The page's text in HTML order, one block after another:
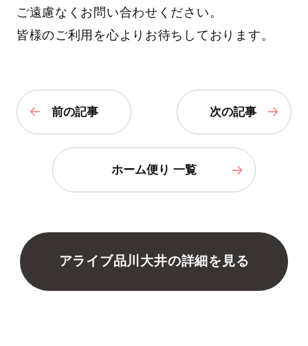
ご遠慮なくお問い合わせください。
皆様のご利用を心よりお待ちしております。
前の記事 次の記事
ホーム便り 一覧
アライブ品川大井の詳細を見る